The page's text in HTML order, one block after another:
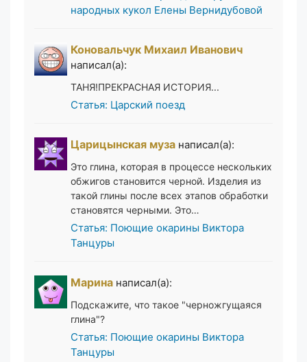
народных кукол Елены Вернидубовой
Коновальчук Михаил Иванович
написал(а):
ТАНЯ!ПРЕКРАСНАЯ ИСТОРИЯ...
Статья: Царский поезд
Царицынская муза написал(а):
Это глина, которая в процессе нескольких
обжигов становится черной. Изделия из
такой глины после всех этапов обработки
становятся черными. Это…
Статья: Поющие окарины Виктора
Танцуры
Марина написал(а):
Подскажите, что такое "черножгущаяся
глина"?
Статья: Поющие окарины Виктора
Танцуры